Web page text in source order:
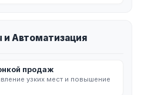
Автоматизация
продаж
узких мест и повышение